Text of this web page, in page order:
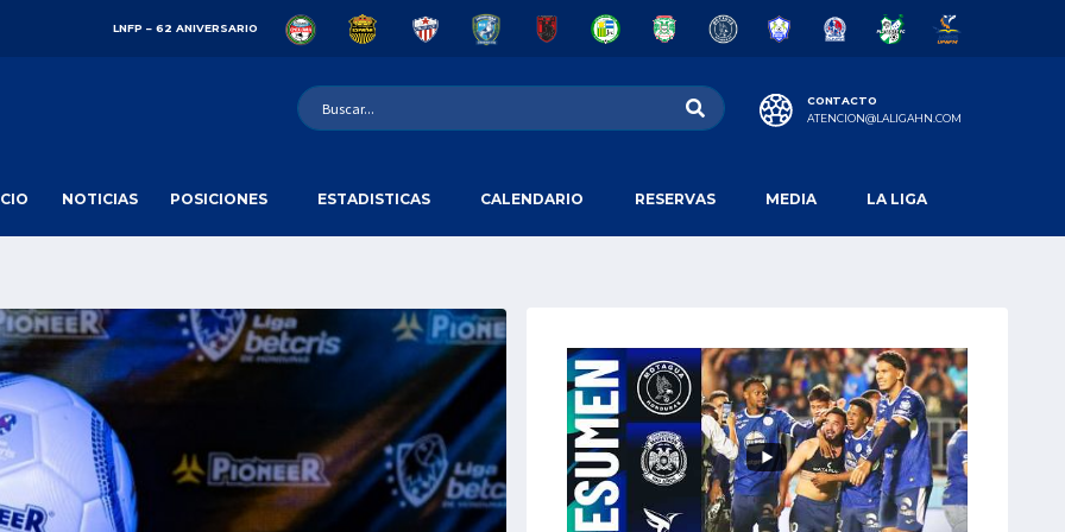
LNFP – 62 ANIVERSARIO
CONTACTO
ATENCION@LALIGAHN.COM
NOTICIAS POSICIONES ESTADISTICAS CALENDARIO RESERVAS MEDIA LA LIGA